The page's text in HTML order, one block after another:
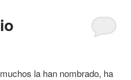
la han nombrado, ha